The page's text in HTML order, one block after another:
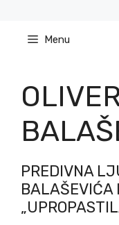
content Menu
PREDIVNA
BALAŠEVIĆA